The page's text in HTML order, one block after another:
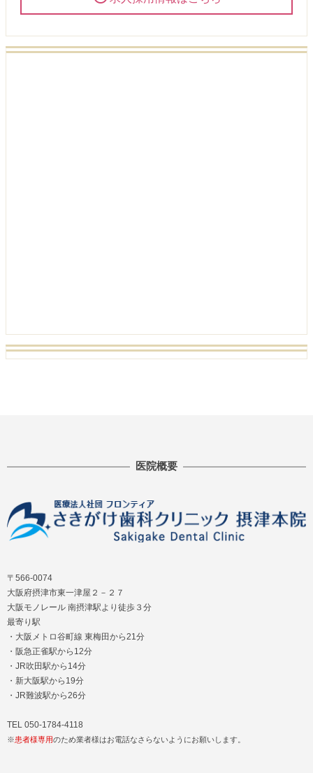
医院概要
〒566-0074
大阪府摂津市東一津屋２－２７
大阪モノレール 南摂津駅より徒歩３分
最寄り駅
・大阪メトロ谷町線 東梅田から21分
・阪急正雀駅から12分
・JR吹田駅から14分
・新大阪駅から19分
・JR難波駅から26分
TEL 050-1784-4118
※患者様専用のため業者様はお電話なさらないようにお願いします。